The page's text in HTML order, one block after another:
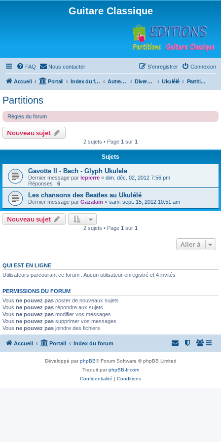
Guitare Classique
FAQ Nous contacter Connexion
S’enregistrer
Accueil Portail Index du forum Autres instruments à cordes pincées, ou styles Divers instruments Ukulélé Partitions
Partitions
Règles du forum
Nouveau sujet
2 sujets • Page 1 sur 1
Sujets
Gavotte II - Bach - Glyph Ukulele
Dernier message par lepierre « dim. déc. 02, 2012 7:56 pm
Réponses : 6
Les chansons des Beatles au Ukulélé
Dernier message par Gazalain « sam. sept. 15, 2012 10:51 am
Nouveau sujet
2 sujets • Page 1 sur 1
Aller à
QUI EST EN LIGNE
Utilisateurs parcourant ce forum : Aucun utilisateur enregistré et 4 invités
PERMISSIONS DU FORUM
Vous ne pouvez pas poster de nouveaux sujets
Vous ne pouvez pas répondre aux sujets
Vous ne pouvez pas modifier vos messages
Vous ne pouvez pas supprimer vos messages
Vous ne pouvez pas joindre des fichiers
Accueil Portail Index du forum
Développé parphpBB® Forum Software © phpBB Limited
Traduit parphpBB-fr.com
Confidentialité | Conditions